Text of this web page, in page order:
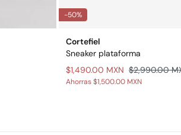
-50%
Cortefiel
Sneaker plataforma
$1,490.00 MXN $2,990.00
Ahorras$1,500.00 MXN